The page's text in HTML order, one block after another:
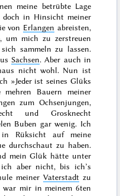
meine betrübte Lage
doch in Hinsicht meiner
von Erlangen abreisten,
um mich zu zerstreuen
sammeln zu lassen.
Sachsen. Aber auch in
nicht wohl. Nun ist
»Jeder ist seines Glüks
Bauern meiner
zum Ochsenjungen,
und Grosknecht
Buben gar wenig. Ich
Rüksicht auf meine
durchschaut zu haben.
mein Glük hätte unter
aber nicht, bis ich’s
meiner Vaterstadt zu
war mir in meinem 6ten